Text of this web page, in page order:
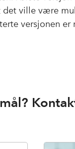
det ville være
versjonen er